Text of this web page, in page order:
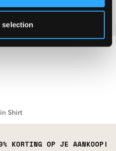
selection
Shirt
KORTING OP JE AANKOOP!